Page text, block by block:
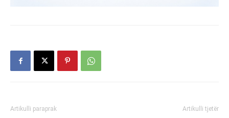
Artikulli paraprak Artikulli tjetër